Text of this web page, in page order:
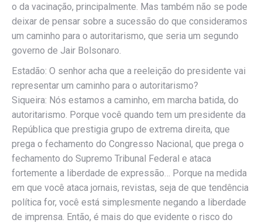
o da vacinação, principalmente. Mas também não se pode
deixar de pensar sobre a sucessão do que consideramos
um caminho para o autoritarismo, que seria um segundo
governo de Jair Bolsonaro.
Estadão: O senhor acha que a reeleição do presidente vai
representar um caminho para o autoritarismo?
Siqueira: Nós estamos a caminho, em marcha batida, do
autoritarismo. Porque você quando tem um presidente da
República que prestigia grupo de extrema direita, que
prega o fechamento do Congresso Nacional, que prega o
fechamento do Supremo Tribunal Federal e ataca
fortemente a liberdade de expressão… Porque na medida
em que você ataca jornais, revistas, seja de que tendência
política for, você está simplesmente negando a liberdade
de imprensa. Então, é mais do que evidente o risco do